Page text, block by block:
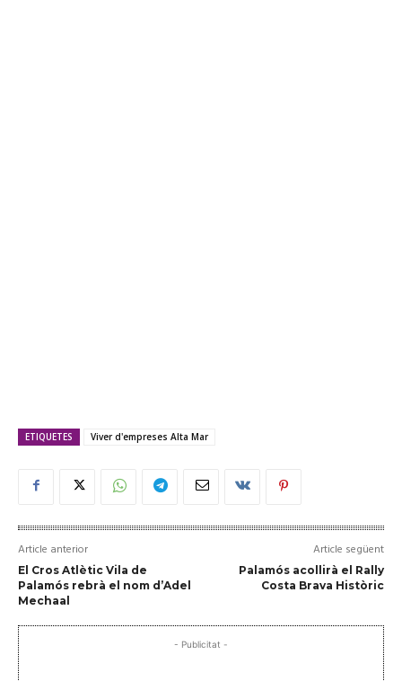
ETIQUETES Viver d'empreses Alta Mar
Article anterior
El Cros Atlètic Vila de
Palamós rebrà el nom d’Adel
Mechaal
Article següent
Palamós acollirà el Rally
Costa Brava Històric
- Publicitat -